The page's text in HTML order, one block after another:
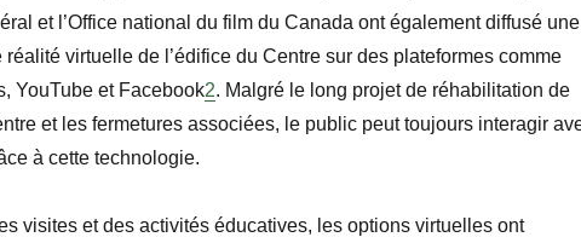
et l’Office national du film du Canada ont également diffusé une
virtuelle de l’édifice du Centre sur des plateformes comme
YouTube et Facebook2. Malgré le long projet de réhabilitation de
et les fermetures associées, le public peut toujours interagir
à cette technologie.
visites et des activités éducatives, les options virtuelles ont